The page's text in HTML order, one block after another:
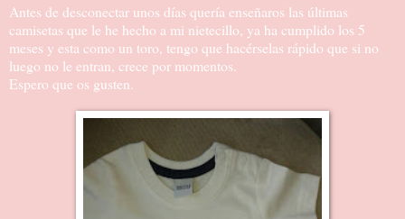
Antes de desconectar unos días quería enseñaros las últimas
camisetas que le he hecho a mi nietecillo, ya ha cumplido los 5
meses y esta como un toro, tengo que hacérselas rápido que si no
luego no le entran, crece por momentos.
Espero que os gusten.